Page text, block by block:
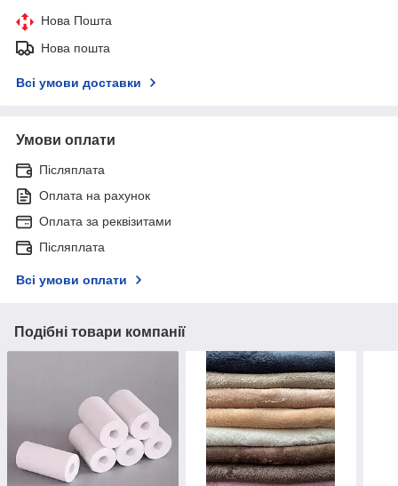
Нова Пошта
Нова пошта
Всі умови доставки
Умови оплати
Післяплата
Оплата на рахунок
Оплата за реквізитами
Післяплата
Всі умови оплати
Подібні товари компанії